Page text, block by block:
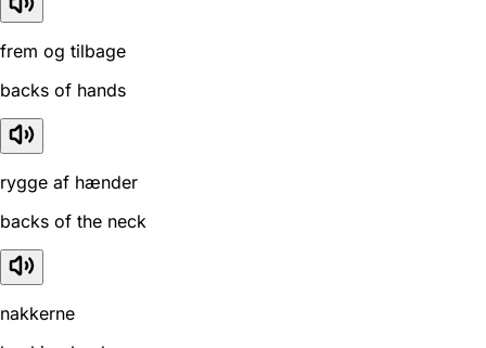
frem og tilbage
backs of hands
rygge af hænder
backs of the neck
nakkerne